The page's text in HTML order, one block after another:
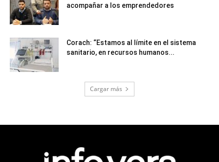
acompañar a los emprendedores
Corach: “Estamos al límite en el sistema
sanitario, en recursos humanos...
Cargar más